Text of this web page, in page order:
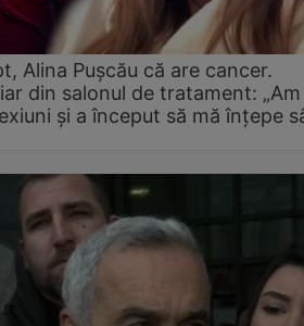
Alina Pușcău că are cancer.
din salonul de tratament:
și a început să mă înțepe